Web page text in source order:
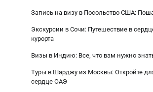
Запись на визу в Посольство США:
Экскурсии в Сочи: Путешествие в
курорта
Визы в Индию: Все, что вам нужно
Туры в Шарджу из Москвы: Откройте
сердце ОАЭ